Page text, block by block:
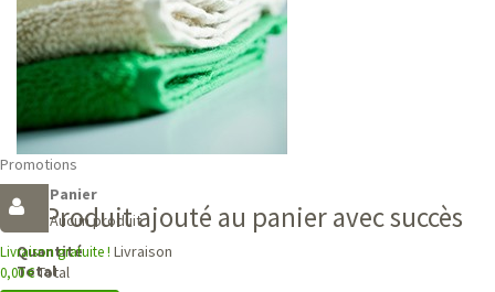
Promotions
Panier
Aucun produit
Livraison gratuite ! Livraison
0,00 €Total
Produit ajouté au panier avec succès
Quantité
Total